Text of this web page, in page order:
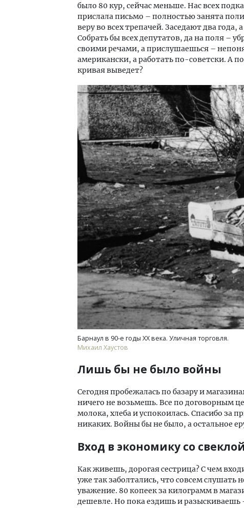
было 80 кур, сейчас меньше. Нас всех
прислала письмо – полностью занята
веру во всех трепачей. Заседают два
Собрать бы всех депутатов, да на поля –
своими речами, а прислушаешься –
американски, а работать по-советски. А
кривая выведет?
Барнаул в 90-е годы XX века. Уличная торговля.
Михаил Хаустов
Лишь бы не было войны
Сегодня пробежалась по базару и
ничего не возьмешь. Все по договорным
молока, хлеба и успокоилась. Спасибо за
никаких. Войны бы не было, а остальное
Вход в экономику со свеклой
Как живешь, дорогая сестрица? С чем
уже так заболтались, что совсем слушать
уважение. 80 копеек за килограмм в
дешевле. Но пока ездишь и